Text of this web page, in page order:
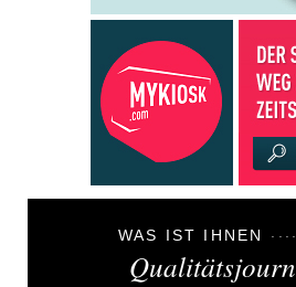
WAS IST IHNEN